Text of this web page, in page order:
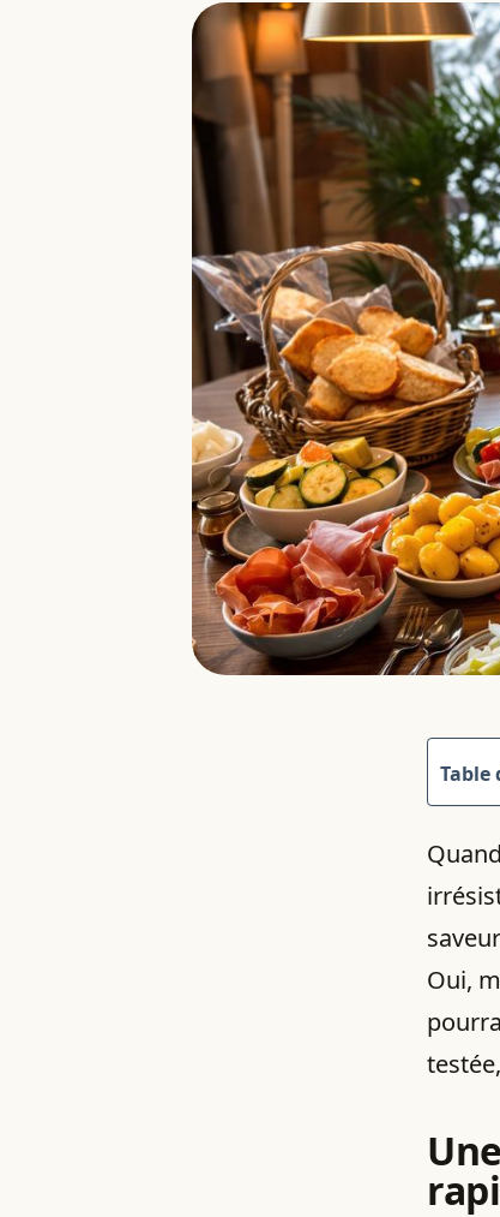
Table
Oui,